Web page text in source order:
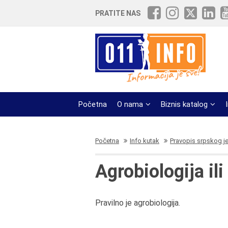
PRATITE NAS
Početna O nama Biznis katalog
Početna Info kutak Pravopis srpskog
Agrobiologija
Pravilno je agrobiologija.